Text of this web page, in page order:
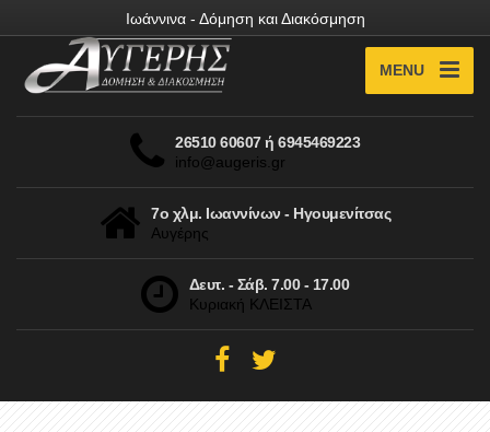
Ιωάννινα - Δόμηση και Διακόσμηση
MENU
26510 60607 ή 6945469223
info@augeris.gr
7ο χλμ. Ιωαννίνων - Ηγουμενίτσας
Αυγέρης
Δευτ. - Σάβ. 7.00 - 17.00
Κυριακή ΚΛΕΙΣΤΑ